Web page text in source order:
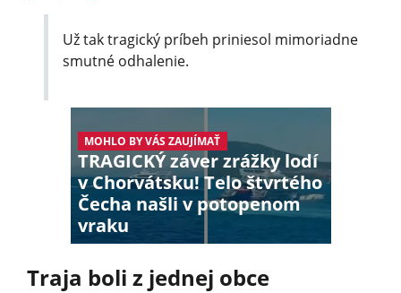
Už tak tragický príbeh priniesol mimoriadne
smutné odhalenie.
MOHLO BY VÁS ZAUJÍMAŤ
TRAGICKÝ záver zrážky lodí
v Chorvátsku! Telo štvrtého
Čecha našli v potopenom
vraku
Traja boli z jednej obce